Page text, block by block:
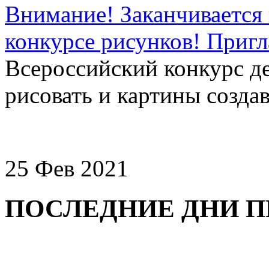
Внимание!
конкурсе рисунков!
Всероссийский конкурс
рисовать и картины
25 Фев 2021
ПОСЛЕДНИЕ ДНИ